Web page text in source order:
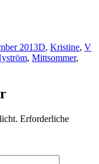
2013D, Kristine, V
, Mittsommer,
Erforderliche